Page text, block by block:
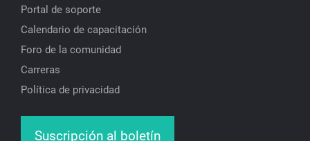
Portal de soporte
Calendario de capacitación
Foro de la comunidad
Carreras
Política de privacidad
Suscripción al boletín